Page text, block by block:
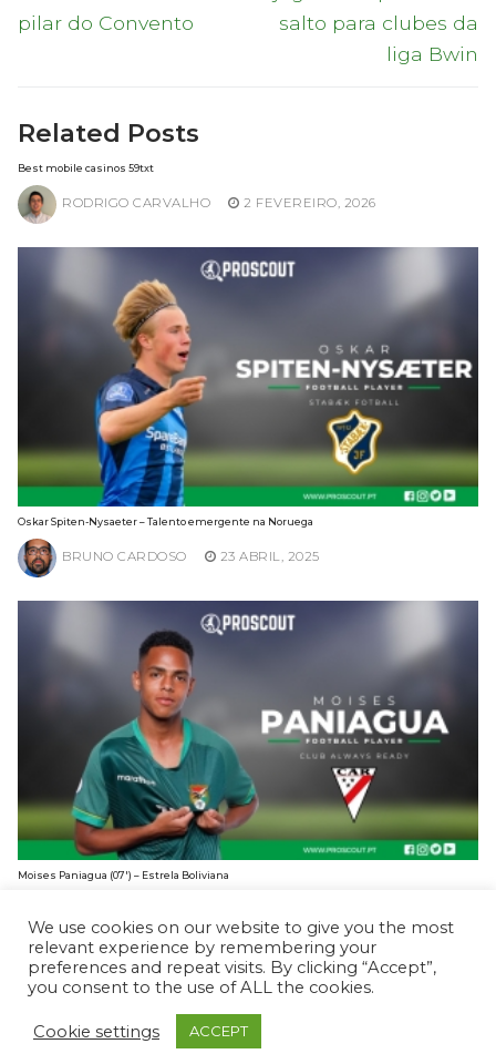
artigos
post:
pilar do Convento
post:
salto para clubes da
liga Bwin
Related Posts
Best mobile casinos 59txt
RODRIGO CARVALHO 2 FEVEREIRO, 2026
Oskar Spiten-Nysaeter – Talento emergente na Noruega
BRUNO CARDOSO 23 ABRIL, 2025
Moises Paniagua (07′) – Estrela Boliviana
© ProScout 2020
We use cookies on our website to give you the most
relevant experience by remembering your
preferences and repeat visits. By clicking “Accept”,
you consent to the use of ALL the cookies.
Cookie settings ACCEPT